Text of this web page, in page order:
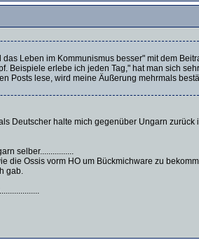
Leben im Kommunismus besser" mit dem
Beispiele erlebe ich jeden Tag," hat man sich
Posts lese, wird meine Äußerung mehrmals
Deutscher halte mich gegenüber Ungarn
selber................
die Ossis vorm HO um Bückmichware zu
gab.